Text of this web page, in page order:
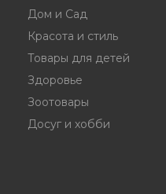
Дом и Сад
Красота и стиль
Товары для детей
Здоровье
Зоотовары
Досуг и хобби